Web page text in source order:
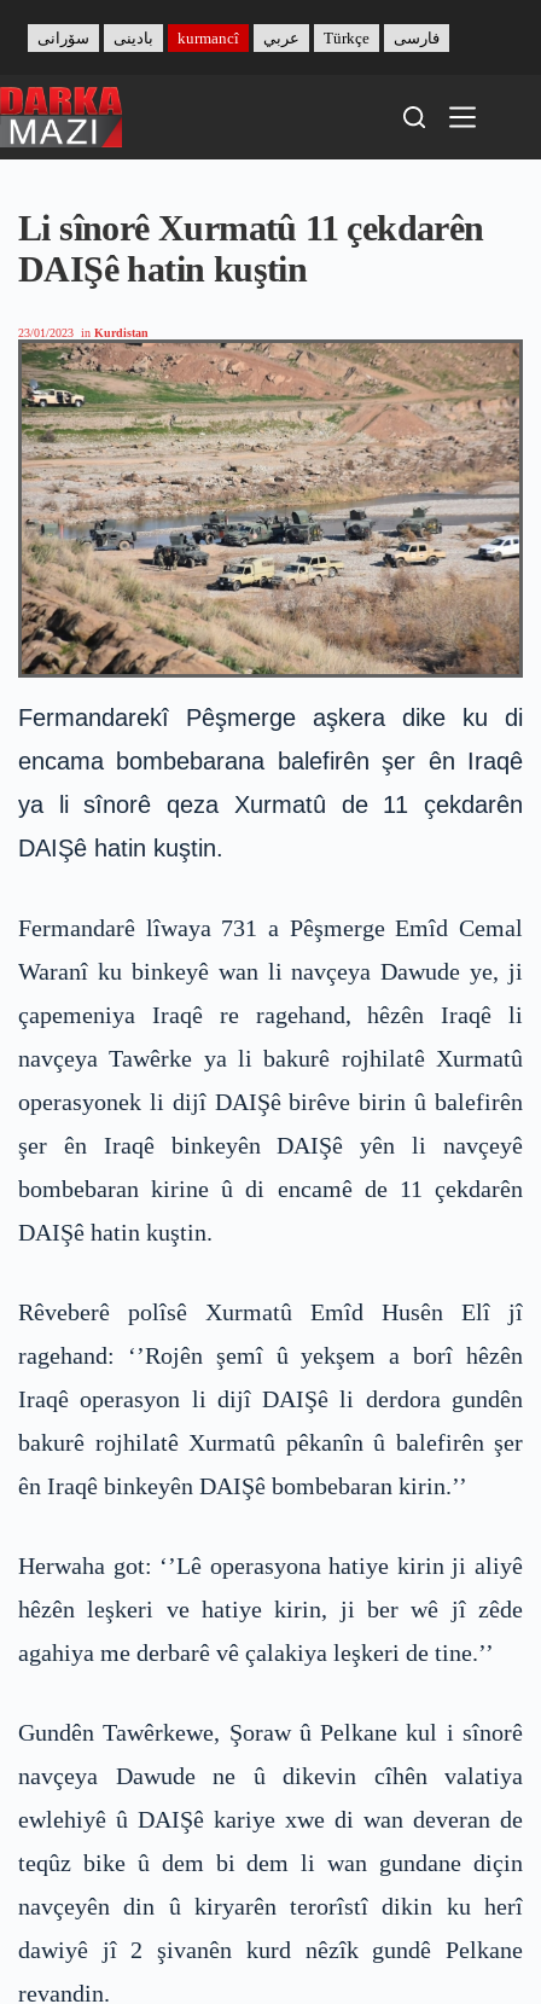
content
بادینی سۆرانی kurmancî عربي Türkçe فارسی
Li sînorê Xurmatû 11 çekdarên
DAIŞê hatin kuştin
23/01/2023 in Kurdistan
Fermandarekî Pêşmerge aşkera dike ku di
encama bombebarana balefirên şer ên Iraqê
ya li sînorê qeza Xurmatû de 11 çekdarên
DAIŞê hatin kuştin.
Fermandarê lîwaya 731 a Pêşmerge Emîd Cemal
Waranî ku binkeyê wan li navçeya Dawude ye, ji
çapemeniya Iraqê re ragehand, hêzên Iraqê li
navçeya Tawêrke ya li bakurê rojhilatê Xurmatû
operasyonek li dijî DAIŞê birêve birin û balefirên
şer ên Iraqê binkeyên DAIŞê yên li navçeyê
bombebaran kirine û di encamê de 11 çekdarên
DAIŞê hatin kuştin.
Rêveberê polîsê Xurmatû Emîd Husên Elî jî
ragehand: ‘’Rojên şemî û yekşem a borî hêzên
Iraqê operasyon li dijî DAIŞê li derdora gundên
bakurê rojhilatê Xurmatû pêkanîn û balefirên şer
ên Iraqê binkeyên DAIŞê bombebaran kirin.’’
Herwaha got: ‘’Lê operasyona hatiye kirin ji aliyê
hêzên leşkeri ve hatiye kirin, ji ber wê jî zêde
agahiya me derbarê vê çalakiya leşkeri de tine.’’
Gundên Tawêrkewe, Şoraw û Pelkane kul i sînorê
navçeya Dawude ne û dikevin cîhên valatiya
ewlehiyê û DAIŞê kariye xwe di wan deveran de
teqûz bike û dem bi dem li wan gundane diçin
navçeyên din û kiryarên terorîstî dikin ku herî
dawiyê jî 2 şivanên kurd nêzîk gundê Pelkane
revandin.